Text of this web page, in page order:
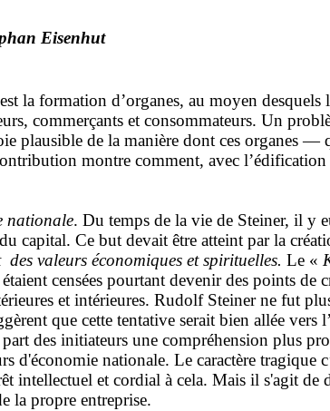
Eisenhut
la formation d’organes, au moyen
commerçants et consommateurs. Un
plausible de la manière dont ces organes
montre comment, avec l’édification
nationale. Du temps de la vie de Steiner, il y
capital. Ce but devait être atteint par la
valeurs économiques et spirituelles. Le «
censées pourtant devenir des points
et intérieures. Rudolf Steiner ne fut
que cette tentative serait bien allée vers
des initiateurs une compréhension plus
d'économie nationale. Le caractère tragique
intellectuel et cordial à cela. Mais il s'agit de
la propre entreprise.